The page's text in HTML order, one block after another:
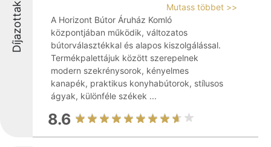
Díjazottak
Mutass többet >>
A Horizont Bútor Áruház Komló
központjában működik, változatos
bútorválasztékkal és alapos kiszolgálással.
Termékpalettájuk között szerepelnek
modern szekrénysorok, kényelmes
kanapék, praktikus konyhabútorok, stílusos
ágyak, különféle székek ...
8.6